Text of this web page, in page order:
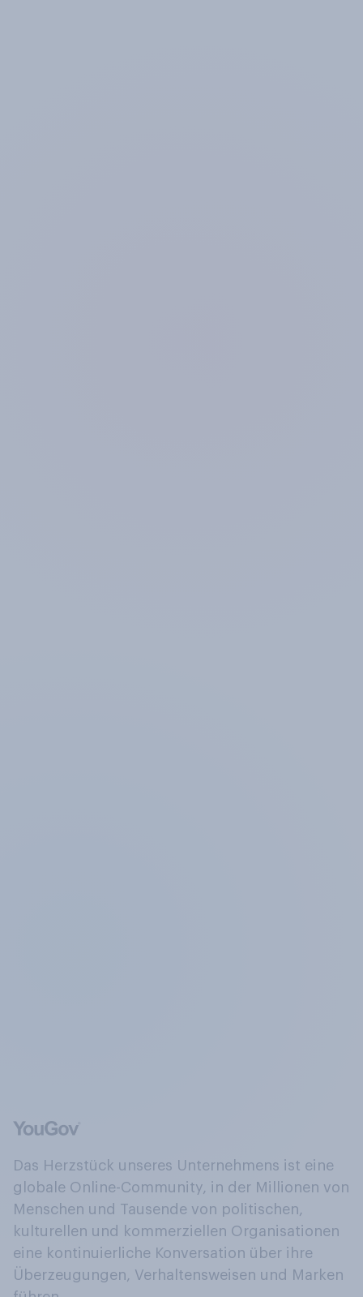
Das Herzstück unseres Unternehmens ist eine
globale Online-Community, in der Millionen von
Menschen und Tausende von politischen,
kulturellen und kommerziellen Organisationen
eine kontinuierliche Konversation über ihre
Überzeugungen, Verhaltensweisen und Marken